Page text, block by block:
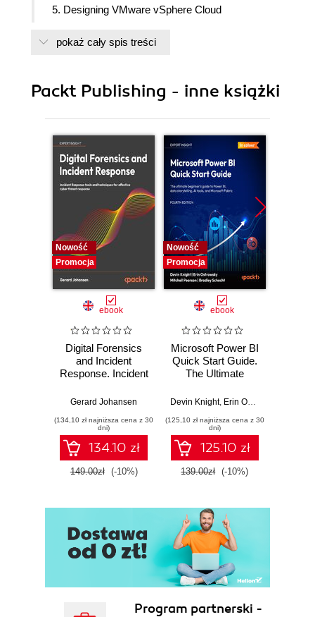
5. Designing VMware vSphere Cloud
pokaż cały spis treści
Packt Publishing - inne książki
Nowość
Promocja
ebook
Digital Forensics
and Incident
Response. Incident
and techniques for
threat response -
Fourth Edition
Gerard Johansen
(134,10 zł najniższa cena z 30
dni)
134.10 zł
149.00zł (-10%)
Nowość
Promocja
ebook
Microsoft Power BI
Quick Start Guide.
The Ultimate
to Power BI, Data
Tools, and
Microsoft Fabric -
Fourth Edition
Devin Knight, Erin Ostrowsky
(125,10 zł najniższa cena z 30
dni)
125.10 zł
139.00zł (-10%)
Program partnerski -